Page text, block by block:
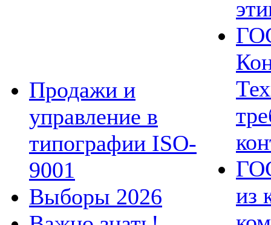
Продажи и
управление в
типографии ISO-
9001
Выборы 2026
из